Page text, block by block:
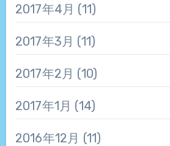
2017年4月 (11)
2017年3月 (11)
2017年2月 (10)
2017年1月 (14)
2016年12月 (11)